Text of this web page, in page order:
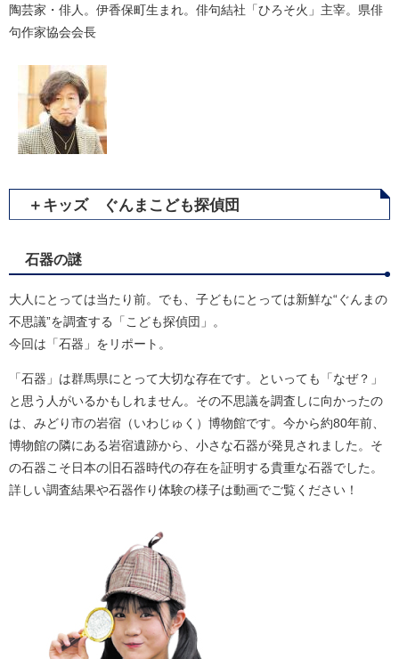
陶芸家・俳人。伊香保町生まれ。俳句結社「ひろそ火」主宰。県俳
句作家協会会長
＋キッズ ぐんまこども探偵団
石器の謎
大人にとっては当たり前。でも、子どもにとっては新鮮な“ぐんまの
不思議”を調査する「こども探偵団」。
今回は「石器」をリポート。
​「石器」は群馬県にとって大切な存在です。といっても「なぜ？」
と思う人がいるかもしれません。その不思議を調査しに向かったの
は、みどり市の岩宿（いわじゅく）博物館です。今から約80年前、
博物館の隣にある岩宿遺跡から、小さな石器が発見されました。そ
の石器こそ日本の旧石器時代の存在を証明する貴重な石器でした。
詳しい調査結果や石器作り体験の様子は動画でご覧ください！